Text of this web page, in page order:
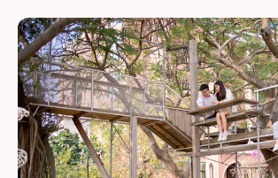
SCHOOL LIFE NEWS PATHWAYS
ENROLLMENT INFO SCHEDULE